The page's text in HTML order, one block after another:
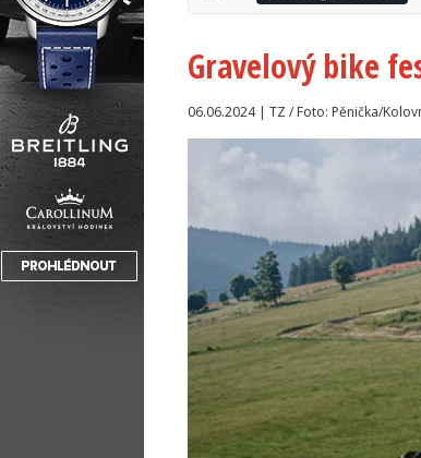
Gravelový bike
06.06.2024 | TZ / Foto: Pěnička/